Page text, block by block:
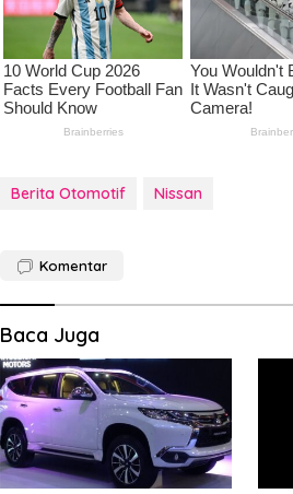
Berita Otomotif Nissan
Komentar
Baca Juga